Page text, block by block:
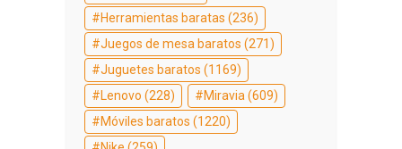
Herramientas baratas (236)
Juegos de mesa baratos (271)
Juguetes baratos (1169)
Lenovo (228) Miravia (609)
Móviles baratos (1220)